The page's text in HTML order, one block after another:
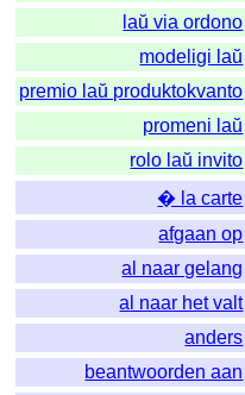
laŭ via ordono
modeligi laŭ
premio laŭ produktokvanto
promeni laŭ
rolo laŭ invito
� la carte
afgaan op
al naar gelang
al naar het valt
anders
beantwoorden aan